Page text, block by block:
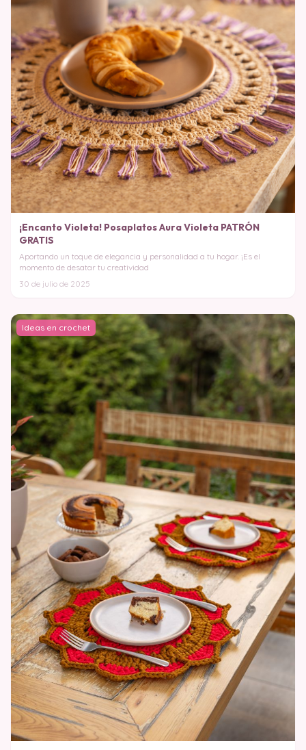
¡Encanto Violeta! Posaplatos Aura Violeta PATRÓN
GRATIS
Aportando un toque de elegancia y personalidad a tu hogar. ¡Es el
momento de desatar tu creatividad
30 de julio de 2025
Ideas en crochet